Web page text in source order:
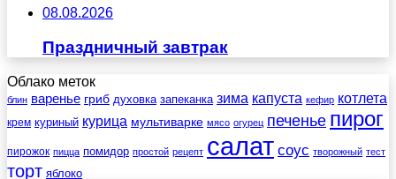
08.08.2026
Праздничный завтрак
Облако меток
блин варенье гриб духовка запеканка зима капуста кефир котлета
крем куриный курица мультиварке мясо огурец печенье пирог
пирожок пицца помидор простой рецепт салат соус творожный тест
торт яблоко